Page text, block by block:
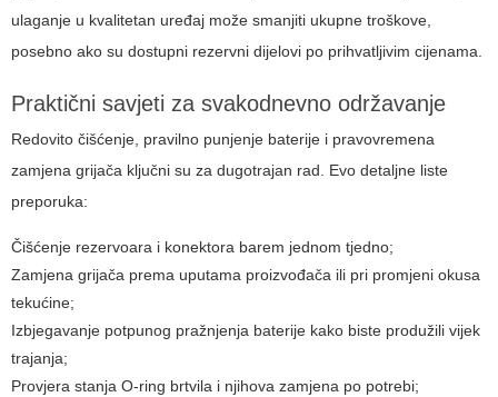
ulaganje u kvalitetan uređaj može smanjiti ukupne troškove,
posebno ako su dostupni rezervni dijelovi po prihvatljivim cijenama.
Praktični savjeti za svakodnevno održavanje
Redovito čišćenje, pravilno punjenje baterije i pravovremena
zamjena grijača ključni su za dugotrajan rad. Evo detaljne liste
preporuka:
Čišćenje rezervoara i konektora barem jednom tjedno;
Zamjena grijača prema uputama proizvođača ili pri promjeni okusa
tekućine;
Izbjegavanje potpunog pražnjenja baterije kako biste produžili vijek
trajanja;
Provjera stanja O-ring brtvila i njihova zamjena po potrebi;